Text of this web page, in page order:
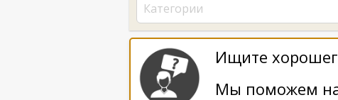
Категории
Ищите
Мы поможем